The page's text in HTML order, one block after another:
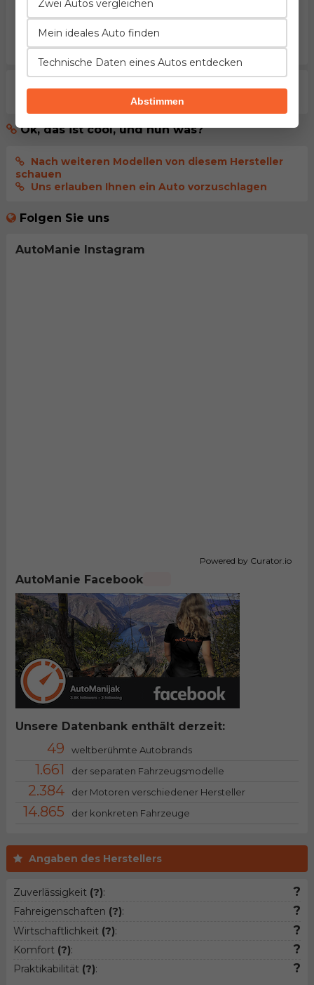
Angaben des Herstellers
Zuverlässigkeit (?): ?
Fahreigenschaften (?): ?
Wirtschaftlichkeit (?): ?
Komfort (?): ?
Praktikabilität (?): ?
melden Sie sich an, damit Ihr Kommentar
veröffentlicht wird
Aktuell gibt es noch keine Kommentare. Seien sie der
erste der dies kommentiert.
Ok, das ist cool, und nun was?
Nach weiteren Modellen von diesem Hersteller
schauen
Uns erlauben Ihnen ein Auto vorzuschlagen
Folgen Sie uns
AutoManie Instagram
Powered by Curator.io
AutoManie Facebook
Unsere Datenbank enthält derzeit:
49 weltberühmte Autobrands
1.661 der separaten Fahrzeugsmodelle
2.384 der Motoren verschiedener Hersteller
14.865 der konkreten Fahrzeuge
Zwei Autos vergleichen
Mein ideales Auto finden
Technische Daten eines Autos entdecken
Abstimmen